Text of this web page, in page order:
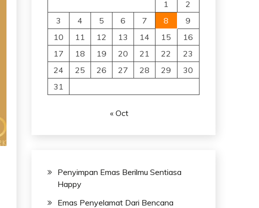
1
2
3
4 5 6 7 8
9
10
11 12 13 14 15
16
17
18 19 20 21 22
23
24
25 26 27 28 29
30
31
« Oct
Penyimpan Emas Berilmu Sentiasa
Happy
Emas Penyelamat Dari Bencana